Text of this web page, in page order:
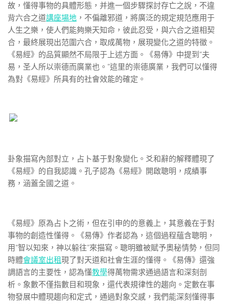
故，懂得事物的具體形態，并進一個步驟探討存亡之說，不違
背六合之道講座場地 ，不偏離邪道，將廣泛的規定規范應用于
人生之樂，使人們能夠樂天知命，彼此忍受，與六合之道相契
合，最終展現出范圍六合，取成萬物，展現變化之道的特徵。
《易經》的品質顯然不局限于上述方面。《易傳》中提到“夫
易，圣人所以崇德而廣業也。”這里的崇德廣業，我們可以懂得
為對《易經》所具有的社會效能的確定。
卦象描寫內部對立，占卜基于對象變化。爻和辭的解釋體現了
《易經》的自我認識。孔子認為《易經》開啟聰明，成績事
務，涵蓋全國之道。
《易經》原為占卜之術，但在引申的的意義上，其意義在于對
事物的創造性懂得。《易傳》作者認為，這個過程蘊含聰明，
用“智以知來，神以躲往”來描寫。聰明雖被賦予奧秘情勢，但同
時體會議室出租現了對天道和社會生涯的懂得。《易傳》還強
調語言的主要性，認為懂教學得萬物需求通過語言和深刻剖
析。象數不僅指數目和現象，還代表規律性的趨向。定數在事
物發展中體現趨向和定式，通過對象交感，我們能深刻懂得事